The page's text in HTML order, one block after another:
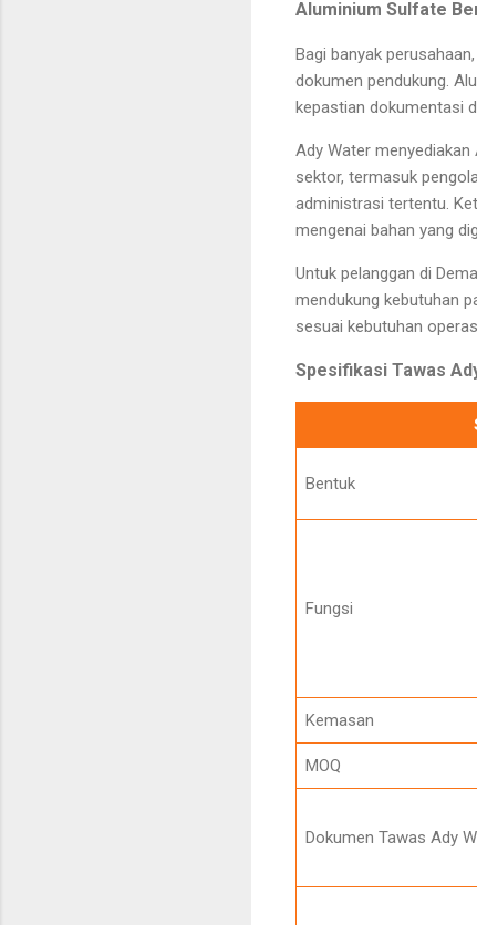
Aluminium Sulfate
Bagi banyak
dokumen pendukung.
kepastian dokumentasi
Ady Water
sektor, termasuk
administrasi tertentu.
mengenai bahan yang
Untuk pelanggan di
mendukung kebutuhan
sesuai kebutuhan
Spesifikasi Tawas
Bentuk
Fungsi
Kemasan
MOQ
Dokumen Tawas Ady